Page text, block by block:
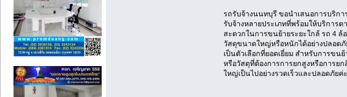
รถรับจ้างนนทบุรี ขอนำเสนอการบริกา
รับจ้างหลายประเภทที่พร้อมให้บริการ
สะดวกในการขนย้ายระยะใกล้ รถ 4
วัสดุขนาดใหญ่หรือหนักได้อย่างปลอด
เป็นตัวเลือกที่ยอดเยี่ยม สำหรับการข
หรือวัสดุที่ต้องการการยกสูงหรือการย
ใหญ่เป็นไปอย่างรวดเร็วและปลอดภัยค่ะ